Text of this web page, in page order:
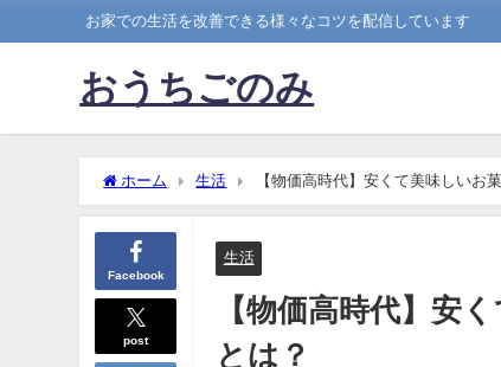
お家での生活を改善できる様々なコツを配信しています
おうちごのみ
ホーム 生活 【物価高時代】安くて美味しいお
Facebook
post
生活
【物価高時代】安
とは？